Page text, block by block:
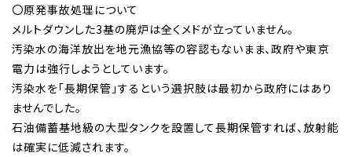
〇原発事故処理について
メルトダウンした3基の廃炉は全くメドが立っていません。
汚染水の海洋放出を地元漁協等の容認もないまま、政府や東京
電力は強行しようとしています。
汚染水を「長期保管」するという選択肢は最初から政府にはあり
ませんでした。
石油備蓄基地級の大型タンクを設置して長期保管すれば、放射能
は確実に低減されます。